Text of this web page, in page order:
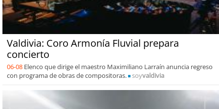
Valdivia: Coro Armonía Fluvial prepara
concierto
06-08 Elenco que dirige el maestro Maximiliano Larraín anuncia regreso
con programa de obras de compositoras.
soyvaldivia